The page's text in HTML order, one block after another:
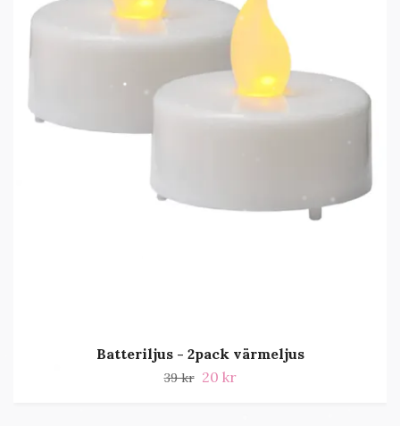
Batteriljus - 2pack värmeljus
39 kr 20 kr